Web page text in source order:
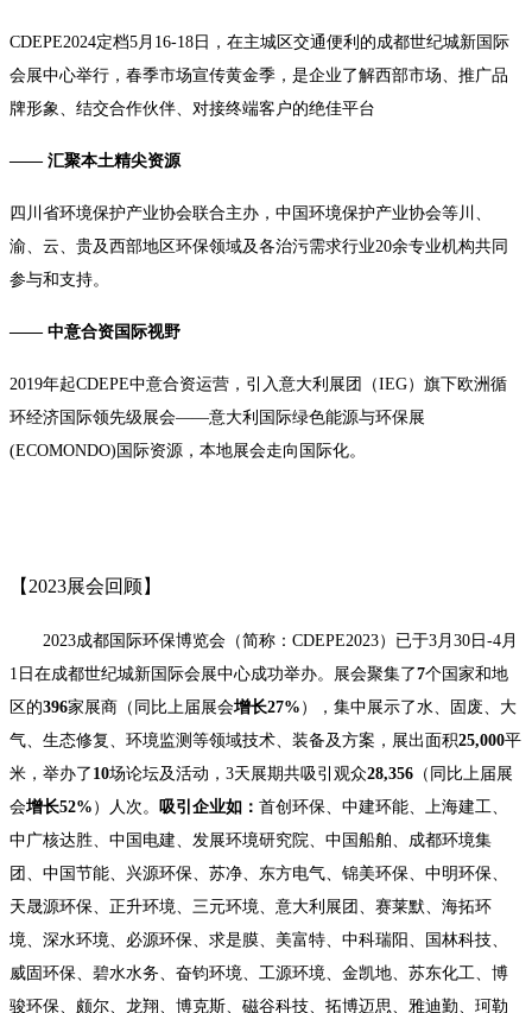
CDEPE2024定档5月16-18日，在主城区交通便利的成都世纪城新国际
会展中心举行，春季市场宣传黄金季，是企业了解西部市场、推广品
牌形象、结交合作伙伴、对接终端客户的绝佳平台
—— 汇聚本土精尖资源
四川省环境保护产业协会联合主办，中国环境保护产业协会等川、
渝、云、贵及西部地区环保领域及各治污需求行业20余专业机构共同
参与和支持。
—— 中意合资国际视野
2019年起CDEPE中意合资运营，引入意大利展团（IEG）旗下欧洲循
环经济国际领先级展会——意大利国际绿色能源与环保展
(ECOMONDO)国际资源，本地展会走向国际化。
【 2023展会回顾】
2023成都国际环保博览会（简称：CDEPE2023）已于3月30日-4月
1日在成都世纪城新国际会展中心成功举办。展会聚集了7个国家和地
区的396家展商（同比上届展会增长27% ），集中展示了水、固废、大
气、生态修复、环境监测等领域技术、装备及方案，展出面积25,000平
米，举办了 10场论坛及活动， 3天展期共吸引观众28,356 （同比上届展
会增长52% ）人次。 吸引企业如： 首创环保、中建环能、上海建工、
中广核达胜、中国电建、发展环境研究院、中国船舶、成都环境集
团、中国节能、兴源环保、苏净、东方电气、锦美环保、中明环保、
天晟源环保、正升环境、三元环境、意大利展团、赛莱默、海拓环
境、深水环境、必源环保、求是膜、美富特、中科瑞阳、国林科技、
威固环保、碧水水务、奋钧环境、工源环境、金凯地、苏东化工、博
骏环保、颇尔、龙翔、博克斯、磁谷科技、拓博迈思、雅迪勤、珂勒